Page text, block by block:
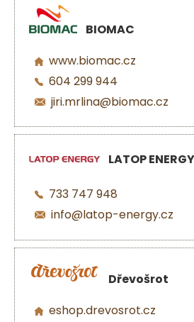
BIOMAC
www.biomac.cz
604 299 944
jiri.mrlina@biomac.cz
LATOP ENERGY
733 747 948
info@latop-energy.cz
Dřevošrot
eshop.drevosrot.cz